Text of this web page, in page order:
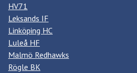
HV71
Leksands IF
Linköping HC
Luleå HF
Malmö Redhawks
Rögle BK